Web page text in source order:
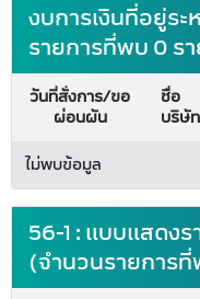
งบการเงินที่อยู่ระ
รายการที่พบ 0 ร
วันที่สั่งการ/ขอ
ผ่อนผัน
ชื่อ
บริษัท
ไม่พบข้อมูล
56-1 : แบบแสดง
(จำนวนรายการ